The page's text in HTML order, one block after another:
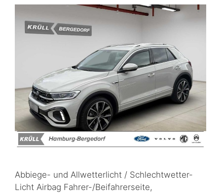
Abbiege- und Allwetterlicht / Schlechtwetter-
Licht Airbag Fahrer-/Beifahrerseite,